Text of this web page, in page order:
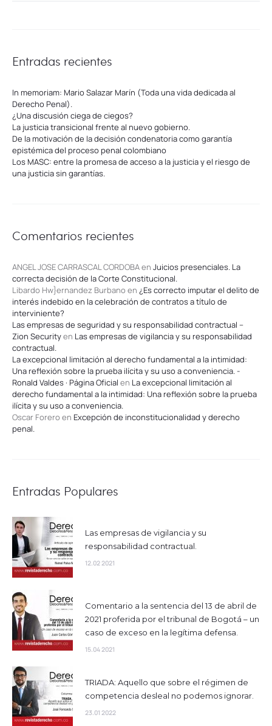
Entradas recientes
In memoriam: Mario Salazar Marín (Toda una vida dedicada al
Derecho Penal).
¿Una discusión ciega de ciegos?
La justicia transicional frente al nuevo gobierno.
De la motivación de la decisión condenatoria como garantía
epistémica del proceso penal colombiano
Los MASC: entre la promesa de acceso a la justicia y el riesgo de
una justicia sin garantías.
Comentarios recientes
ANGEL JOSE CARRASCAL CORDOBAen Juicios presenciales. La
correcta decisión de la Corte Constitucional.
Libardo Hw}ernandez Burbano en ¿Es correcto imputar el delito de
interés indebido en la celebración de contratos a título de
interviniente?
Las empresas de seguridad y su responsabilidad contractual –
Zion Securityen Las empresas de vigilancia y su responsabilidad
contractual.
La excepcional limitación al derecho fundamental a la intimidad:
Una reflexión sobre la prueba ilícita y su uso a conveniencia. -
Ronald Valdes · Página Oficial en La excepcional limitación al
derecho fundamental a la intimidad: Una reflexión sobre la prueba
ilícita y su uso a conveniencia.
Oscar Forero en Excepción de inconstitucionalidad y derecho
penal.
Entradas Populares
Las empresas de vigilancia y su
responsabilidad contractual.
12.02 2021
Comentario a la sentencia del 13 de abril de
2021 proferida por el tribunal de Bogotá – un
caso de exceso en la legítima defensa.
15.04 2021
TRIADA: Aquello que sobre el régimen de
competencia desleal no podemos ignorar.
23.01 2022